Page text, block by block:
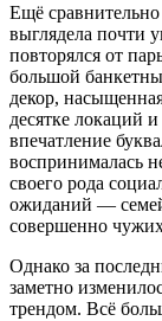
Ещё
выглядела почти
повторялся от
большой
декор,
десятке локаций
впечатление
воспринималась
своего рода
ожиданий —
совершенно
Однако за
заметно
трендом. Всё